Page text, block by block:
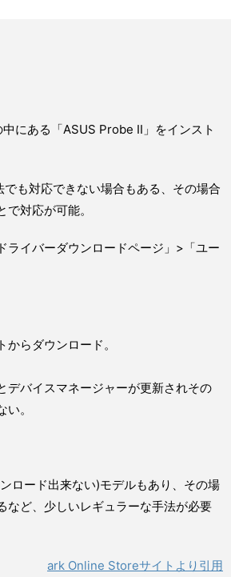
にある「ASUS Probe II」をインスト
も対応できない場合もある、その場合
対応が可能。
ライバーダウンロードページ」>「ユー
らダウンロード。
デバイスマネージャーが更新されその
。
ロード出来ない)モデルもあり、その場
など、少しいレギュラーな手法が必要
ark Online Storeサイトより引用